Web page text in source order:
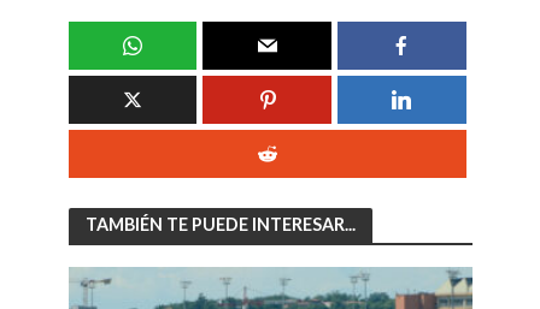
TAMBIÉN TE PUEDE INTERESAR...